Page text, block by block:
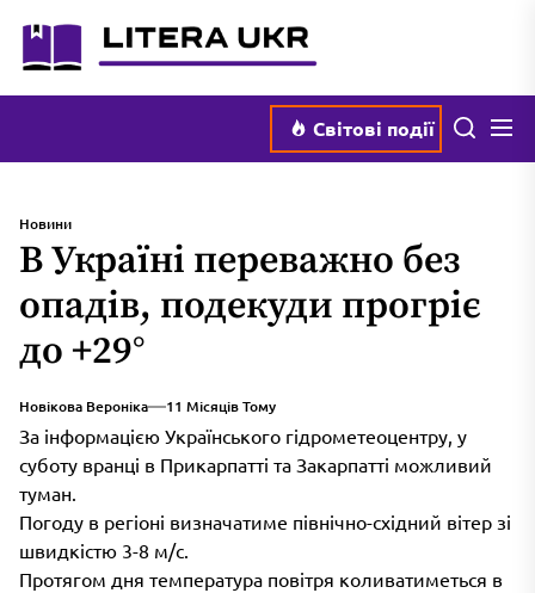
вмісту
Світові події Пошук
Новини
В Україні переважно без
опадів, подекуди прогріє
до +29°
Новікова Вероніка 11 Місяців Тому
За інформацією Українського гідрометеоцентру, у
суботу вранці в Прикарпатті та Закарпатті можливий
туман.
Погоду в регіоні визначатиме північно-східний вітер зі
швидкістю 3-8 м/с.
Протягом дня температура повітря коливатиметься в